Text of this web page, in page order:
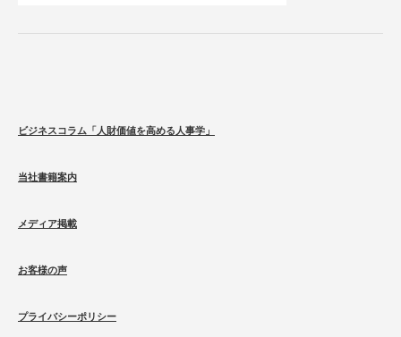
ビジネスコラム「人財価値を高める人事学」
当社書籍案内
メディア掲載
お客様の声
プライバシーポリシー